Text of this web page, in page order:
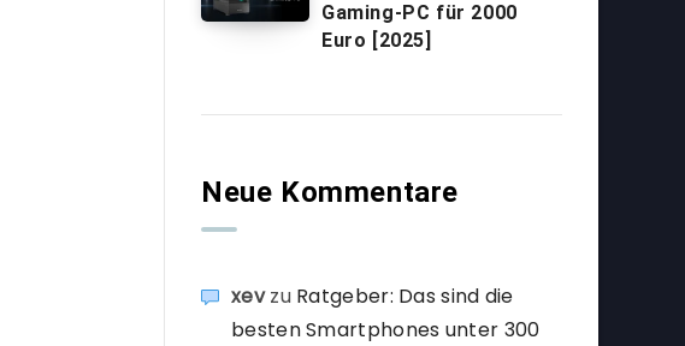
Gaming-PC für 2000
Euro [2025]
Neue Kommentare
xevzu Ratgeber: Das sind die
besten Smartphones unter 300